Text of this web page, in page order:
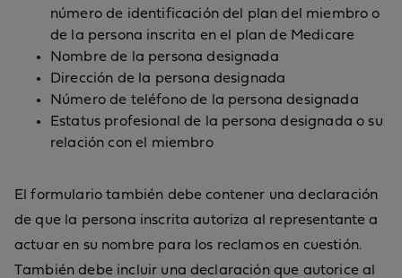
número de identificación del plan del miembro o
de la persona inscrita en el plan de Medicare
Nombre de la persona designada
Dirección de la persona designada
Número de teléfono de la persona designada
Estatus profesional de la persona designada o su
relación con el miembro
El formulario también debe contener una declaración
de que la persona inscrita autoriza al representante a
actuar en su nombre para los reclamos en cuestión.
También debe incluir una declaración que autorice al